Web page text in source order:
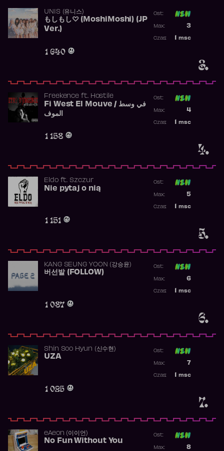
3.
UNIS (유니스)
もしもし♡ (MoshiMoshi) (JP
Ver.)
1 640
Ost:
3
Max:
msc
Czas:
4.
Freekence ft. Hostile
Fi West El Mouve / في وسط
الموف
1 158
Ost:
4
Max:
msc
Czas:
5.
Eldoft. Szczur
Nie pytaj o nią
1 151
Ost:
5
Max:
msc
Czas:
6.
KANG SEUNG YOON (강승윤)
버선발 (FOLLOW)
1 087
Ost:
6
Max:
msc
Czas:
7.
Shin Soo Hyun (신수현)
UZA
1 025
Ost:
7
Max:
msc
Czas:
​eAeon (이이언)
No Fun Without You
Ost:
8
Max: